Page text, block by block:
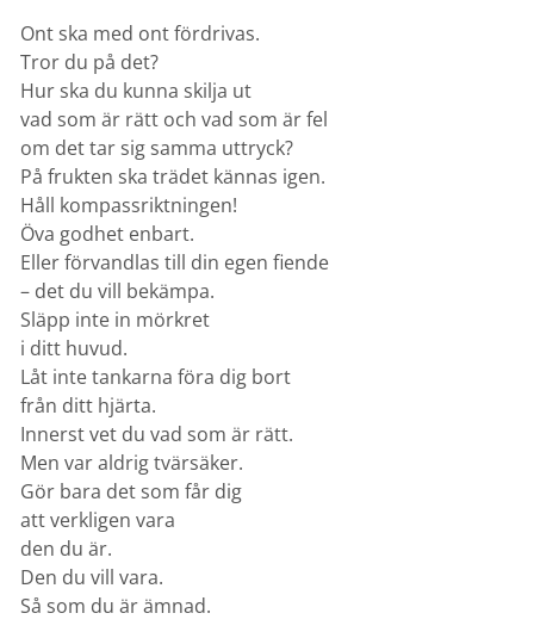
Ont ska med ont fördrivas.
Tror du på det?
Hur ska du kunna skilja ut
vad som är rätt och vad som är fel
om det tar sig samma uttryck?
På frukten ska trädet kännas igen.
Håll kompassriktningen!
Öva godhet enbart.
Eller förvandlas till din egen fiende
– det du vill bekämpa.
Släpp inte in mörkret
i ditt huvud.
Låt inte tankarna föra dig bort
från ditt hjärta.
Innerst vet du vad som är rätt.
Men var aldrig tvärsäker.
Gör bara det som får dig
att verkligen vara
den du är.
Den du vill vara.
Så som du är ämnad.